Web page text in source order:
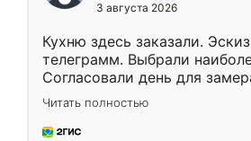
3 августа 2026
Кухню здесь заказали.
телеграмм. Выбрали
Согласовали день для
недели кухня была уже
довольны работой. Спасибо
мебель за качественную
Читать полностью